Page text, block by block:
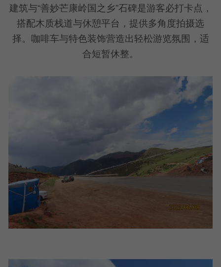
建筑与“善妙芒康岭国之乡”石碑是游客必打卡点，
搭配木质栈道与休憩平台，提供多角度拍摄选
择。咖啡车与特色装饰营造出轻松游览氛围，适
合短暂休整。